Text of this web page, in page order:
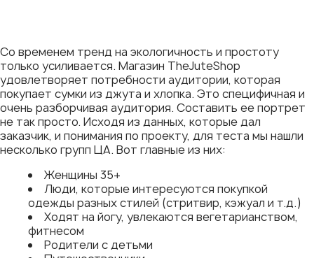
Со временем тренд на экологичность и простоту
только усиливается. Магазин TheJuteShop
удовлетворяет потребности аудитории, которая
покупает сумки из джута и хлопка. Это специфичная и
очень разборчивая аудитория. Составить ее портрет
не так просто. Исходя из данных, которые дал
заказчик, и понимания по проекту, для теста мы нашли
несколько групп ЦА. Вот главные из них:
Женщины 35+
Люди, которые интересуются покупкой
одежды разных стилей (стритвир, кэжуал и т.д.)
Ходят на йогу, увлекаются вегетарианством,
фитнесом
Родители с детьми